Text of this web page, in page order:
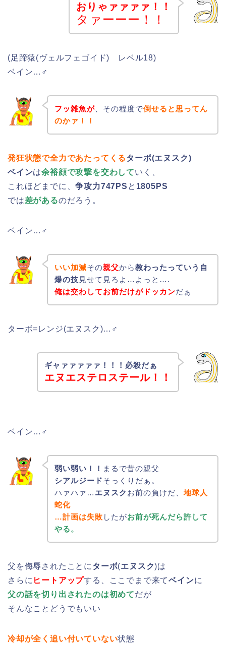
おりゃァァァァ！！
タァーーー！！
(足蹄猿(ヴェルフェゴイド) レベル18)
ベイン…♂
フッ雑魚が、その程度で倒せると思ってん
のかァ！！
発狂状態で全力であたってくるターボ(エヌスク)
ベインは余裕顔で攻撃を交わしていく、
これほどまでに、争攻力747PS と 1805PS
では差があるのだろう。
ベイン…♂
いい加減その親父から教わったっていう自
爆の技 見せて見ろよ…よっと….
俺は交わしてお前だけがドッカンだぁ
ターボ=レンジ(エヌスク)…♂
ギャァァァァァ！！！必殺だぁ
エヌエステロステール！！
ベイン…♂
弱い弱い！！ まるで昔の親父
シアルジードそっくりだぁ。
ハァハァ… エヌスク お前の負けだ、地球人
蛇化
…計画は失敗 したがお前が死んだら許して
やる。
父を侮辱されたことに ターボ(エヌスク)は
さらに ヒートアップする、ここでまで来てベインに
父の話を切り出されたのは初めてだが
そんなことどうでもいい
冷却が全く追い付いていない状態